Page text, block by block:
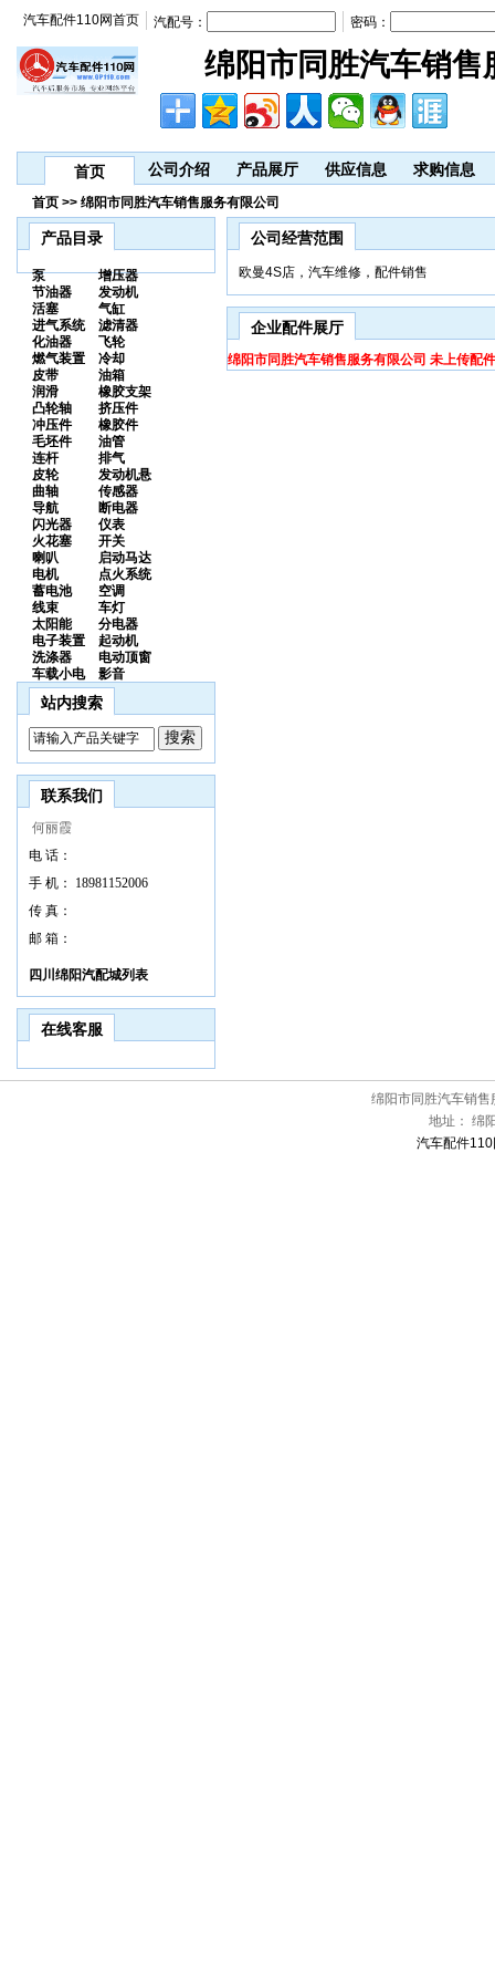
绵阳市同胜汽车销售
汽车配件110网首页 汽配号： 密码：
首页 公司介绍 产品展厅 供应信息 求购信息
首页 >> 绵阳市同胜汽车销售服务有限公司
产品目录
泵
增压器
节油器
发动机
活塞
气缸
进气系统
滤清器
化油器
飞轮
燃气装置
冷却
皮带
油箱
润滑
橡胶支架
凸轮轴
挤压件
冲压件
橡胶件
毛坯件
油管
连杆
排气
皮轮
发动机悬
曲轴
传感器
导航
断电器
闪光器
仪表
火花塞
开关
喇叭
启动马达
电机
点火系统
蓄电池
空调
线束
车灯
太阳能
分电器
电子装置
起动机
洗涤器
电动顶窗
车载小电
影音
站内搜索
联系我们
何丽霞
电 话：
手 机：
18981152006
传 真：
邮 箱：
四川绵阳汽配城列表
在线客服
公司经营范围
欧曼4S店，汽车维修，配件销售
企业配件展厅
绵阳市同胜汽车销售服务有限公司 未上传配
绵阳市同胜汽车销售
地址： 绵
汽车配件